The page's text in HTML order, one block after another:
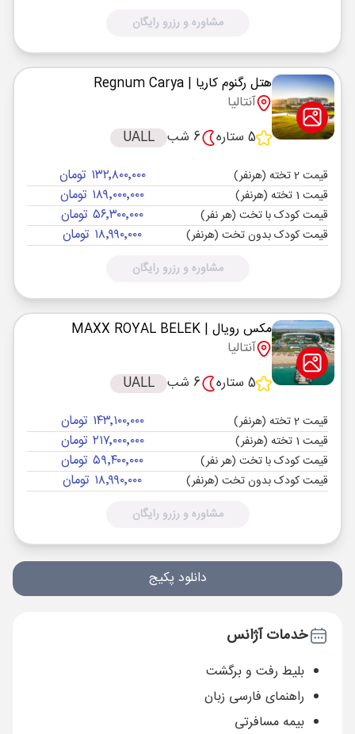
مشاوره و رزرو رایگان
هتل رگنوم کاریا | Regnum Carya
آنتالیا
5 ستاره
6 شب UALL
قیمت 2 تخته (هرنفر) ۱۳۲٬۸۰۰٬۰۰۰ تومان
قیمت 1 تخته (هرنفر) ۱۸۹٬۰۰۰٬۰۰۰ تومان
قیمت کودک با تخت (هر نفر) ۵۶٬۳۰۰٬۰۰۰ تومان
قیمت کودک بدون تخت (هرنفر) ۱۸٬۹۹۰٬۰۰۰ تومان
مشاوره و رزرو رایگان
مکس رویال | MAXX ROYAL BELEK
آنتالیا
5 ستاره
6 شب UALL
قیمت 2 تخته (هرنفر) ۱۴۳٬۱۰۰٬۰۰۰ تومان
قیمت 1 تخته (هرنفر) ۲۱۷٬۰۰۰٬۰۰۰ تومان
قیمت کودک با تخت (هر نفر) ۵۹٬۴۰۰٬۰۰۰ تومان
قیمت کودک بدون تخت (هرنفر) ۱۸٬۹۹۰٬۰۰۰ تومان
مشاوره و رزرو رایگان
دانلود پکیج
خدمات آژانس
بلیط رفت و برگشت
راهنمای فارسی زبان
بیمه مسافرتی